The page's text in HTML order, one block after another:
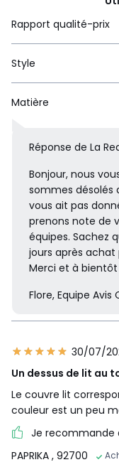
Rapport qualité-prix
Style
Matière
Réponse de La
Bonjour, nous
sommes désolés
vous ait pas
prenons note de
équipes. Sachez
jours après
Merci et à bientôt
Flore, Equipe Avis
30/07/
Un dessus de lit au
Le couvre lit
couleur est un peu
Je recommande
PAPRIKA , 92700